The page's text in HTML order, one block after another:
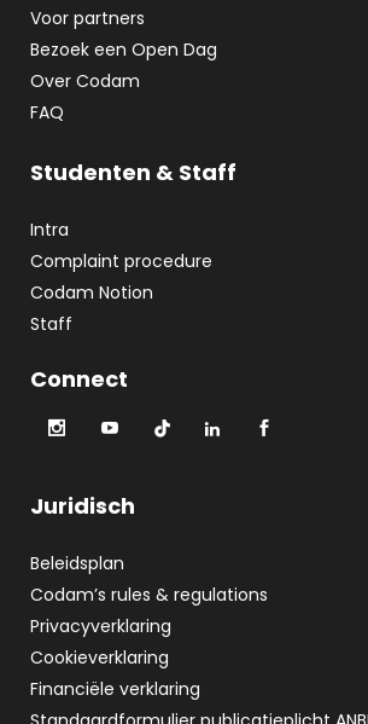
Voor partners
Bezoek een Open Dag
Over Codam
FAQ
Studenten & Staff
Intra
Complaint procedure
Codam Notion
Staff
Connect
Juridisch
Beleidsplan
Codam’s rules & regulations
Privacyverklaring
Cookieverklaring
Financiële verklaring